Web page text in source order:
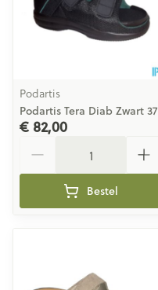
Podartis
Podartis Tera Diab Zwart 37
€ 82,00
Bestel